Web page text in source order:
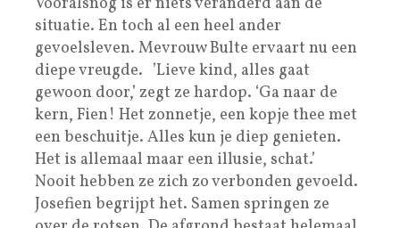
situatie. En toch al een heel ander
gevoelsleven. Mevrouw Bulte ervaart nu een
diepe vreugde. ’Lieve kind, alles gaat
gewoon door,’ zegt ze hardop. ‘Ga naar de
kern, Fien! Het zonnetje, een kopje thee met
een beschuitje. Alles kun je diep genieten.
Het is allemaal maar een illusie, schat.’
Nooit hebben ze zich zo verbonden gevoeld.
Josefien begrijpt het. Samen springen ze